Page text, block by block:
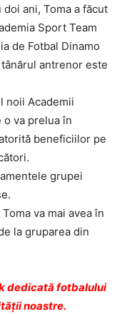
ani, Toma a făcut
Sport Team
de Fotbal Dinamo
antrenor este
noii Academii
va prelua în
beneficiilor pe
grupei
va mai avea în
la gruparea din
dedicată fotbalului
noastre.